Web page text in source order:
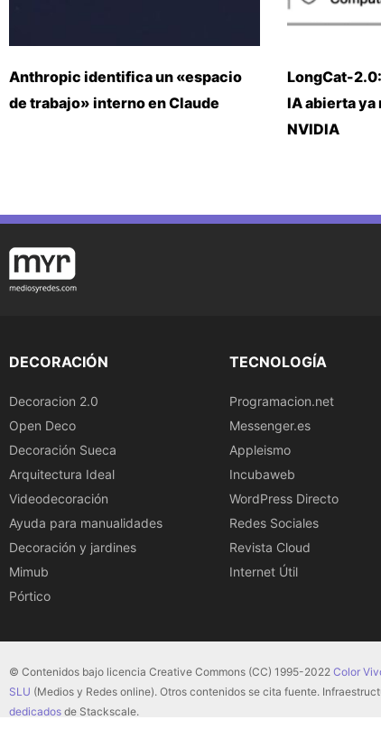
Anthropic identifica un «espacio
de trabajo» interno en Claude
LongCat-
IA abierta ya
NVIDIA
DECORACIÓN
Decoracion 2.0
Open Deco
Decoración Sueca
Arquitectura Ideal
Videodecoración
Ayuda para manualidades
Decoración y jardines
Mimub
Pórtico
TECNOLOGÍA
Programacion.net
Messenger.es
Appleismo
Incubaweb
WordPress Directo
Redes Sociales
Revista Cloud
Internet Útil
© Contenidos bajo licencia Creative Commons (CC) 1995-2022 Color
SLU (Medios y Redes online). Otros contenidos se cita fuente.
dedicados de Stackscale.